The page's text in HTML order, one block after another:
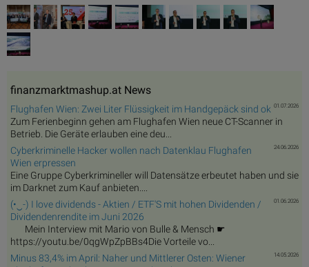
finanzmarktmashup.at News
01.07.2026
Flughafen Wien: Zwei Liter Flüssigkeit im Handgepäck sind ok
Zum Ferienbeginn gehen am Flughafen Wien neue CT-Scanner in
Betrieb. Die Geräte erlauben eine deu...
24.06.2026
Cyberkriminelle Hacker wollen nach Datenklau Flughafen
Wien erpressen
Eine Gruppe Cyberkrimineller will Datensätze erbeutet haben und sie
im Darknet zum Kauf anbieten....
01.06.2026
(•‿-) I love dividends - Aktien / ETF'S mit hohen Dividenden /
Dividendenrendite im Juni 2026
Mein Interview mit Mario von Bulle & Mensch ☛
https://youtu.be/0qgWpZpBBs4Die Vorteile vo...
14.05.2026
Minus 83,4% im April: Naher und Mittlerer Osten: Wiener